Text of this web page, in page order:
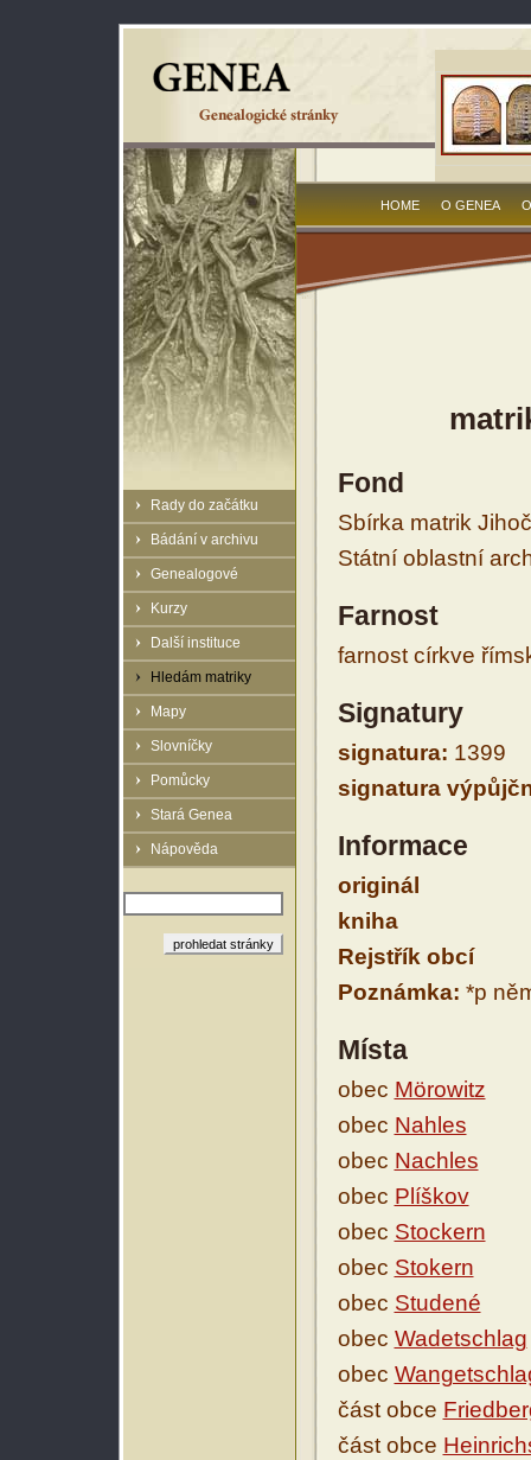
Rady do začátku
Bádání v archivu
Genealogové
Kurzy
Další instituce
Hledám matriky
Mapy
Slovníčky
Pomůcky
Stará Genea
Nápověda
HOME O GENEA
Fond
Sbírka matrik
Státní oblastní
Farnost
farnost církve
Signatury
signatura: 1399
signatura
Informace
originál
kniha
Rejstřík obcí
Poznámka: *p
Místa
obec Mörowitz
obec Nahles
obec Nachles
obec Plíškov
obec Stockern
obec Stokern
obec Studené
obec Wadetschlag
obec
část obce
část obce